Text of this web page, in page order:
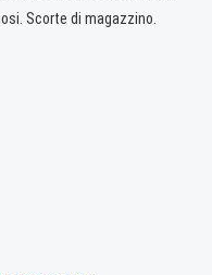
Scorte di magazzino.